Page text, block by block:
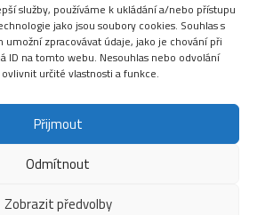
služby, používáme k ukládání a/nebo přístupu
jako jsou soubory cookies. Souhlas s
zpracovávat údaje, jako je chování při
ID na tomto webu. Nesouhlas nebo odvolání
určité vlastnosti a funkce.
Přijmout
Odmítnout
Zobrazit předvolby
Kanál komentářů
Česká lokalizace
Fotografie Audio
Média IKSŽ. All rights reserved.